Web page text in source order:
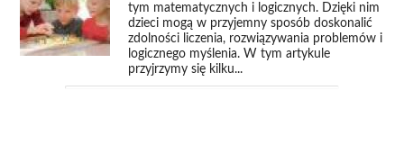
tym matematycznych i logicznych. Dzięki nim
dzieci mogą w przyjemny sposób doskonalić
zdolności liczenia, rozwiązywania problemów i
logicznego myślenia. W tym artykule
przyjrzymy się kilku...